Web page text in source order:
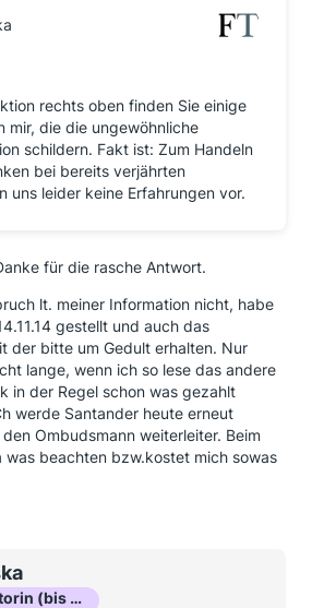
rechts oben finden Sie einige
mir, die die ungewöhnliche
schildern. Fakt ist: Zum Handeln
bei bereits verjährten
uns leider keine Erfahrungen vor.
für die rasche Antwort.
lt. meiner Information nicht, habe
gestellt und auch das
der bitte um Gedult erhalten. Nur
lange, wenn ich so lese das andere
in der Regel schon was gezahlt
werde Santander heute erneut
Ombudsmann weiterleiter. Beim
was beachten bzw.kostet mich sowas
Moderatorin (bis Okt 16)